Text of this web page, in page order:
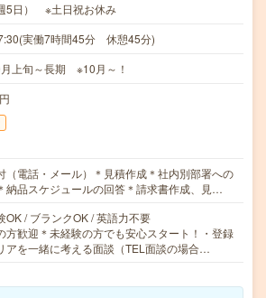
5日） ※土日祝お休み
実働7時間45分 休憩45分)
上旬～長期 ※10月～！
（電話・メール）＊見積作成＊社内別部署への
納品スケジュールの回答＊請求書作成、見…
OK / ブランクOK / 英語力不要
方歓迎＊未経験の方でも安心スタート！・登録
アを一緒に考える面談（TEL面談の場合…